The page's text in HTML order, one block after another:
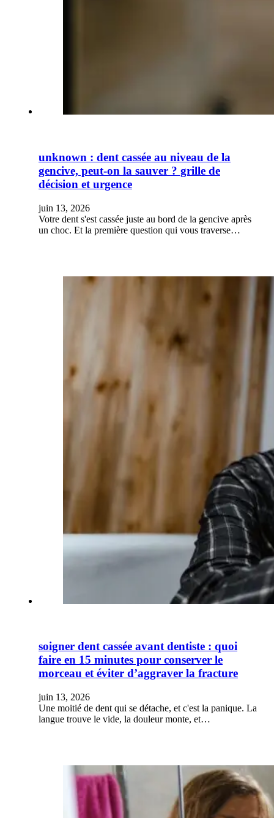
unknown : dent cassée au niveau de la
gencive, peut-on la sauver ? grille de
décision et urgence
juin 13, 2026
Votre dent s'est cassée juste au bord de la gencive après
un choc. Et la première question qui vous traverse…
soigner dent cassée avant dentiste : quoi
faire en 15 minutes pour conserver le
morceau et éviter d’aggraver la fracture
juin 13, 2026
Une moitié de dent qui se détache, et c'est la panique. La
langue trouve le vide, la douleur monte, et…